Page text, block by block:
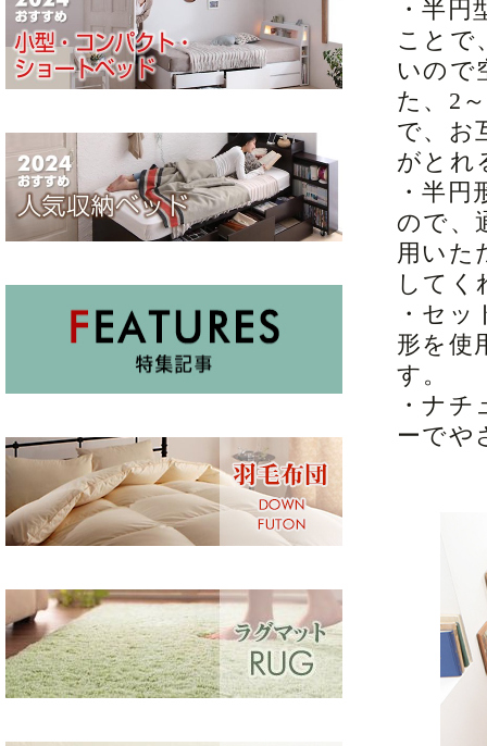
・半
ことで
いので
た、2
で、お
がとれ
・半
ので、
用いた
してく
・セ
形を使
す。
・ナ
ーでや